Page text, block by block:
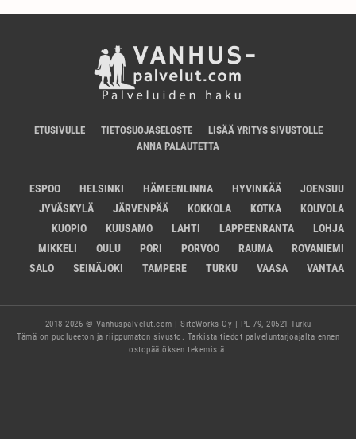
ETUSIVULLE TIETOSUOJASELOSTE
LISÄÄ YRITYS SIVUSTOLLE
ANNA PALAUTETTA
ESPOO HELSINKI HÄMEENLINNA HYVINKÄÄ
JOENSUU
JYVÄSKYLÄ
JÄRVENPÄÄ KOKKOLA KOTKA
KOUVOLA
KUOPIO
KUUSAMO LAHTI LAPPEENRANTA
LOHJA
MIKKELI
OULU PORI PORVOO RAUMA
ROVANIEMI
SALO
SEINÄJOKI TAMPERE TURKU VAASA VANTAA
2018-2026 © Vanhuspalvelut.com | SiteWorks Oy | PL 79, 20521 Turku
Tämä on puolueeton ja riippumaton sivusto. Tarkista tiedot palveluntarjoajalta ennen
ostopäätöksen tekemistä.